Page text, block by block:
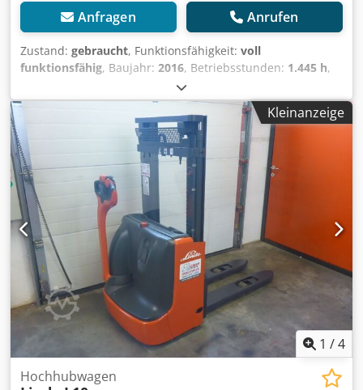
Anfragen Anrufen
Zustand: gebraucht, Funktionsfähigkeit: voll
funktionsfähig, Baujahr: 2016, Betriebsstunden: 1.445 h,
, Hubhöhe:2.924 mm
elektrisch, Masttyp:Simplex, Bauhöhe:2.015 mm,
, Hochhubwagen Masttyp: Standard
Zustand: Einsatzbereit und voll funktionsfähig Zustand
Technisch: gut Credpfevizxnex Abxsf
Kleinanzeige
1 /4
Hochhubwagen